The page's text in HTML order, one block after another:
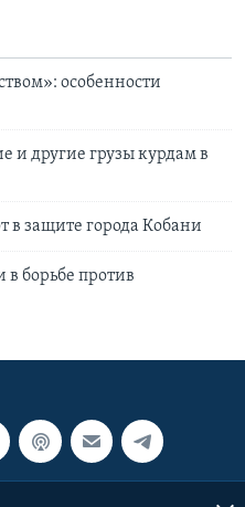
особенности
и другие грузы курдам в
защите города Кобани
борьбе против